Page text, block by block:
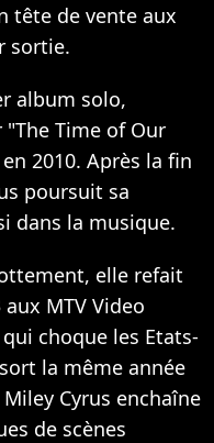
tête de vente aux
sortie.
album solo,
Time of Our
2010. Après la fin
poursuit sa
dans la musique.
elle refait
MTV Video
choque les Etats-
la même année
Cyrus enchaîne
de scènes